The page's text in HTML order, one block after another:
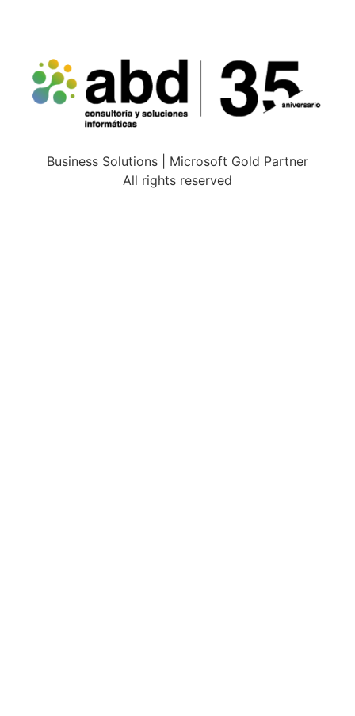
Business Solutions | Microsoft Gold Partner
All rights reserved